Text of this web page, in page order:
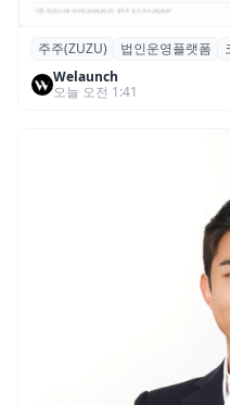
스톡옵션 취소율 2
권리 발생 즉시 행사
주주(ZUZU) 법인운영플랫폼
Welaunch
오늘 오전 1:41